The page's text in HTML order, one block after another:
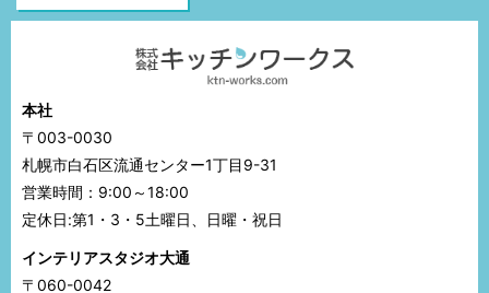
本社
〒003-0030
札幌市白石区流通センター1丁目9-31
営業時間：9:00～18:00
定休日:第1・3・5土曜日、日曜・祝日
インテリアスタジオ大通
〒060-0042